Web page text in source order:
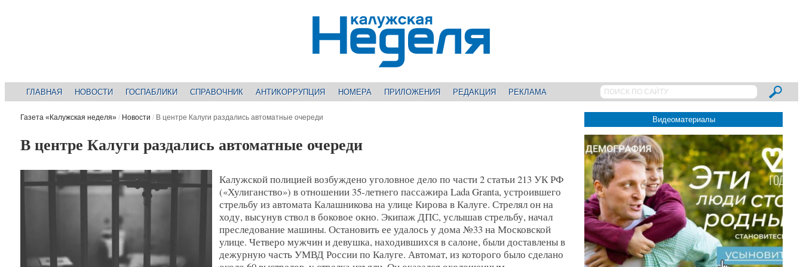
ГЛАВНАЯ НОВОСТИ ГОСПАБЛИКИ СПРАВОЧНИК АНТИКОРРУПЦИЯ НОМЕРА ПРИЛОЖЕНИЯ РЕДАКЦИЯ РЕКЛАМА
Газета «Калужская неделя» / Новости / В центре Калуги раздались автоматные очереди
В центре Калуги раздались автоматные очереди
Калужской полицией возбуждено уголовное дело по части 2 статьи 213 УК РФ
(«Хулиганство») в отношении 35-летнего пассажира Lada Granta, устроившего
стрельбу из автомата Калашникова на улице Кирова в Калуге. Стрелял он на
ходу, высунув ствол в боковое окно. Экипаж ДПС, услышав стрельбу, начал
преследование машины. Остановить ее удалось у дома №33 на Московской
улице. Четверо мужчин и девушка, находившихся в салоне, были доставлены в
дежурную часть УМВД России по Калуге. Автомат, из которого было сделано
Видеоматериалы